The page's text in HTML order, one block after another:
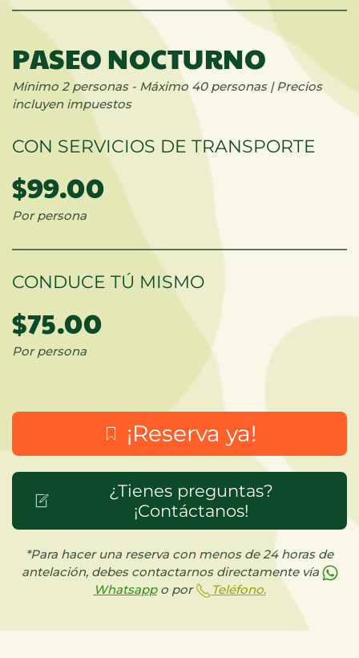
PASEO NOCTURNO
Mínimo 2 personas - Máximo 40 personas |Precios
incluyen impuestos
CON SERVICIOS DE TRANSPORTE
$99.00
Por persona
CONDUCE TÚ MISMO
$75.00
Por persona
¡Reserva ya!
¿Tienes preguntas?
¡Contáctanos!
*Para hacer una reserva con menos de 24 horas de
antelación, debes contactarnos directamente vía
Whatsappo por Teléfono.